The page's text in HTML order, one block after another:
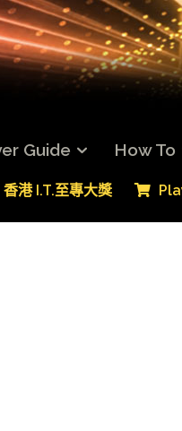
Guide How To
香港 I.T.至專大獎